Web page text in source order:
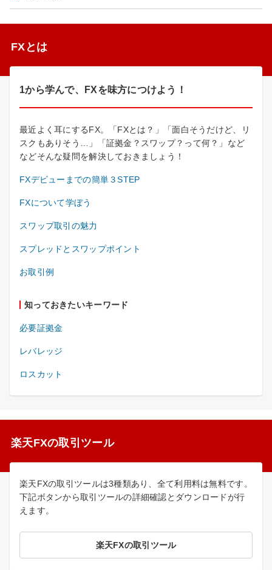
FXとは
1から学んで、FXを味方につけよう！
最近よく耳にするFX。「FXとは？」「面白そうだけど、リ
スクもありそう…」「証拠金？スワップ？って何？」など
などそんな疑問を解決しておきましょう！
FXデビューまでの簡単３STEP
FXについて学ぼう
スワップ取引の魅力
スプレッドとスワップポイント
お取引例
知っておきたいキーワード
必要証拠金
レバレッジ
ロスカット
楽天FXの取引ツール
楽天FXの取引ツールは3種類あり、全て利用料は無料です。
下記ボタンから取引ツールの詳細確認とダウンロードが行
えます。
楽天FXの取引ツール